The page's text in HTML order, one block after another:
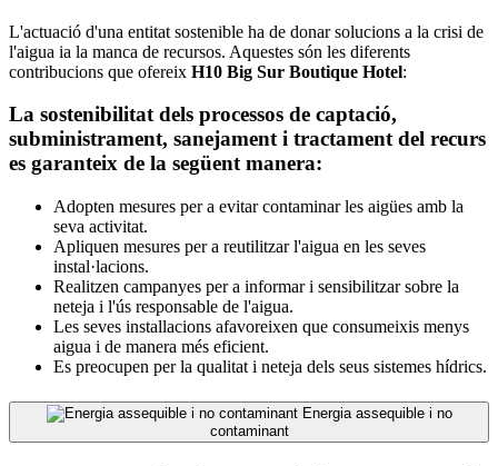
L'actuació d'una entitat sostenible ha de donar solucions a la crisi de
l'aigua ia la manca de recursos. Aquestes són les diferents
contribucions que ofereix H10 Big Sur Boutique Hotel:
La sostenibilitat dels processos de captació,
subministrament, sanejament i tractament del recurs
es garanteix de la següent manera:
Adopten mesures per a evitar contaminar les aigües amb la
seva activitat.
Apliquen mesures per a reutilitzar l'aigua en les seves
instal·lacions.
Realitzen campanyes per a informar i sensibilitzar sobre la
neteja i l'ús responsable de l'aigua.
Les seves installacions afavoreixen que consumeixis menys
aigua i de manera més eficient.
Es preocupen per la qualitat i neteja dels seus sistemes hídrics.
Energia assequible i no
contaminant